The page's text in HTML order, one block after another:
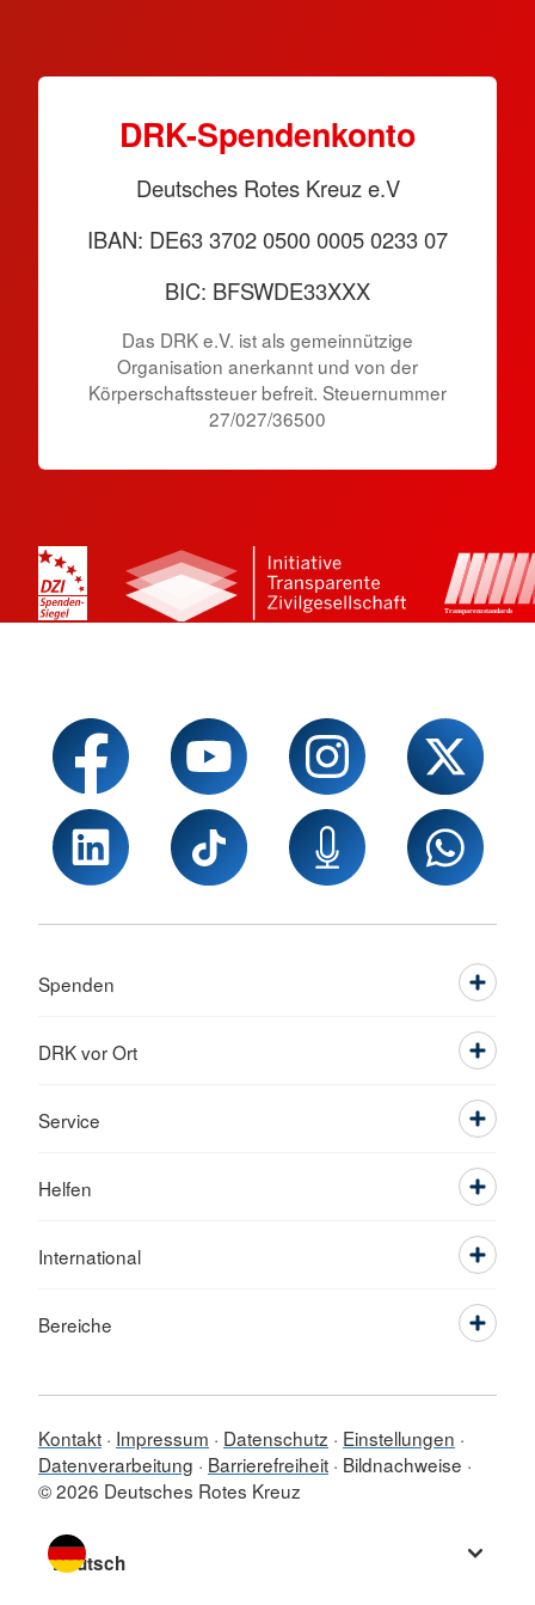
DRK-Spendenkonto
Deutsches Rotes Kreuz e.V
IBAN: DE63 3702 0500 0005 0233 07
BIC: BFSWDE33XXX
Das DRK e.V. ist als gemeinnützige
Organisation anerkannt und von der
Körperschaftssteuer befreit. Steuernummer
27/027/36500
Spenden
DRK vor Ort
Service
Helfen
International
Bereiche
Kontakt Impressum Datenschutz
Einstellungen
Datenverarbeitung
Barrierefreiheit Bildnachweise
© 2026 Deutsches Rotes Kreuz
Sprache wechseln zu